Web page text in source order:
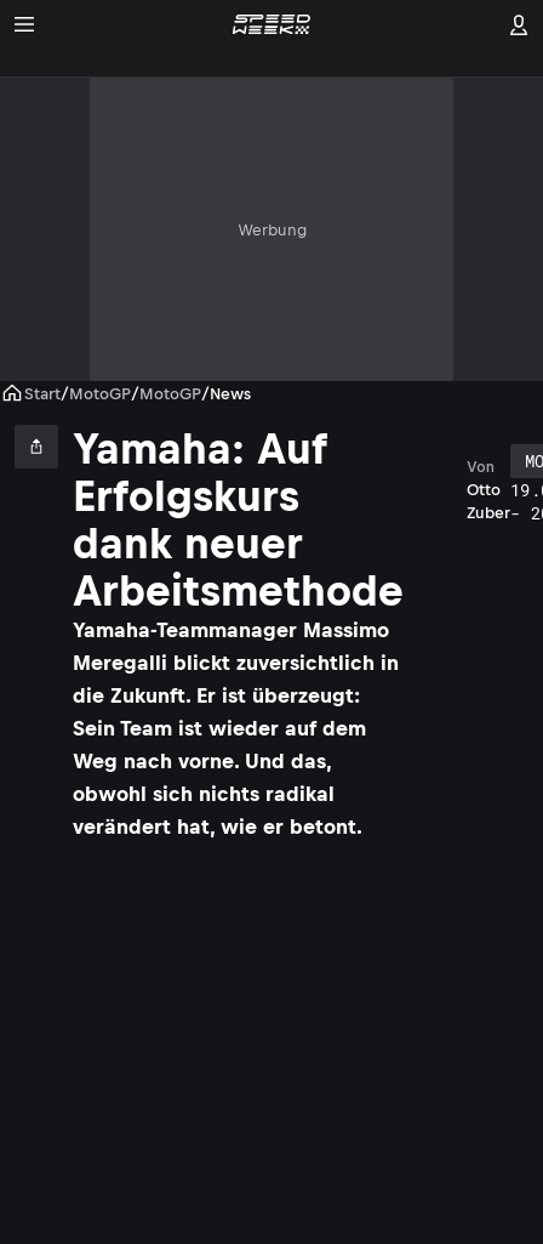
Werbung
Start/MotoGP/MotoGP/News
Yamaha: Auf
Erfolgskurs
dank neuer
Arbeitsmethode
Yamaha-Teammanager Massimo
Meregalli blickt zuversichtlich in
die Zukunft. Er ist überzeugt:
Sein Team ist wieder auf dem
Weg nach vorne. Und das,
obwohl sich nichts radikal
verändert hat, wie er betont.
Otto
Zuber
Von
-